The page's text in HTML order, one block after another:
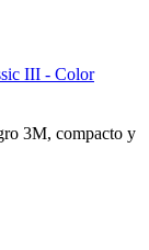
III - Color
3M, compacto y